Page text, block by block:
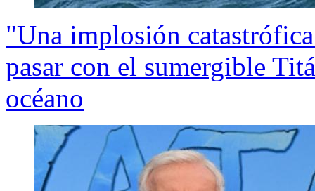
"Una implosión
pasar con el sumergible
océano